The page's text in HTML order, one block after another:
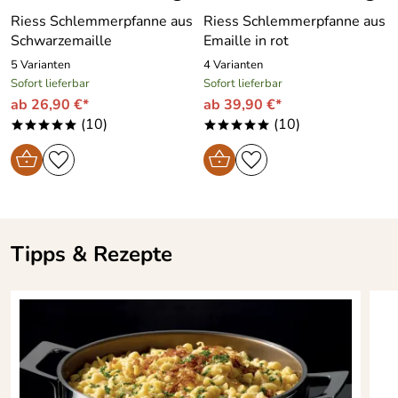
Tipp:
Zur Reinigung sollte man das Servierbrett einfach
abspülen und ab und zu mit Öl einfetten.
Gefertigt wird Riess Kochgeschirr aus Emaille in Ybbsitz in
Österreich.
Hersteller: Riess Kelomat GmbH, Maisberg 47, 3341
Ybbsitz, Österreich, anfragen@riess.at
Riess Schlemmerpfanne aus
Schwarzemaille
5 Varianten
Sofort lieferbar
ab 26,90 €*
***** (10)
Riess Schlemmerpfanne aus
Emaille in rot
4 Varianten
Sofort lieferbar
ab 39,90 €*
***** (10)
Tipps & Rezepte